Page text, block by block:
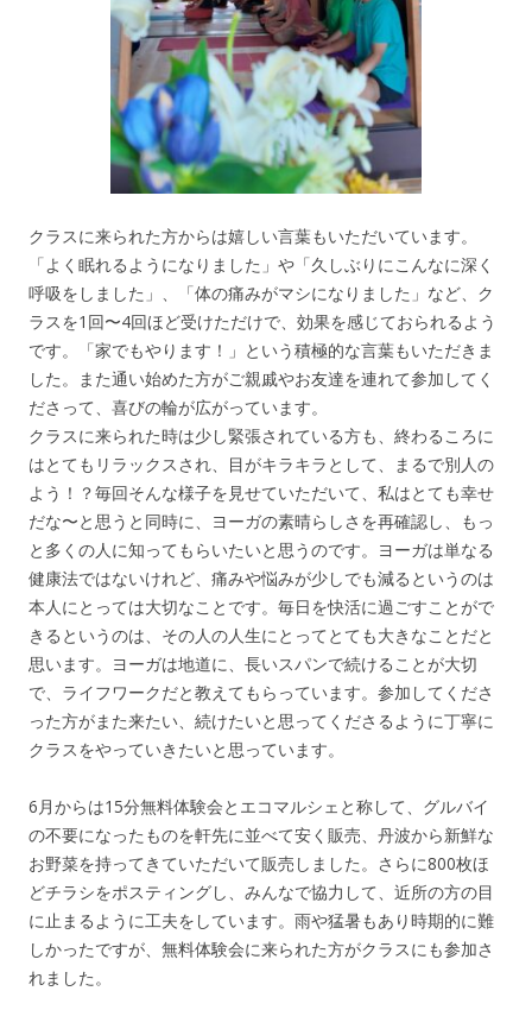
クラスに来られた方からは嬉しい言葉もいただいています。
「よく眠れるようになりました」や「久しぶりにこんなに深く
呼吸をしました」、「体の痛みがマシになりました」など、ク
ラスを1回〜4回ほど受けただけで、効果を感じておられるよう
です。「家でもやります！」という積極的な言葉もいただきま
した。また通い始めた方がご親戚やお友達を連れて参加してく
ださって、喜びの輪が広がっています。
クラスに来られた時は少し緊張されている方も、終わるころに
はとてもリラックスされ、目がキラキラとして、まるで別人の
よう！？毎回そんな様子を見せていただいて、私はとても幸せ
だな〜と思うと同時に、ヨーガの素晴らしさを再確認し、もっ
と多くの人に知ってもらいたいと思うのです。ヨーガは単なる
健康法ではないけれど、痛みや悩みが少しでも減るというのは
本人にとっては大切なことです。毎日を快活に過ごすことがで
きるというのは、その人の人生にとってとても大きなことだと
思います。ヨーガは地道に、長いスパンで続けることが大切
で、ライフワークだと教えてもらっています。参加してくださ
った方がまた来たい、続けたいと思ってくださるように丁寧に
クラスをやっていきたいと思っています。
6月からは15分無料体験会とエコマルシェと称して、グルバイ
の不要になったものを軒先に並べて安く販売、丹波から新鮮な
お野菜を持ってきていただいて販売しました。さらに800枚ほ
どチラシをポスティングし、みんなで協力して、近所の方の目
に止まるように工夫をしています。雨や猛暑もあり時期的に難
しかったですが、無料体験会に来られた方がクラスにも参加さ
れました。